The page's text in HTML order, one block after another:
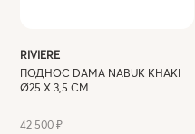
RIVIERE
ПОДНОС DAMA NABUK KHAKI
Ø25 Х 3,5 СМ
42 500 ₽